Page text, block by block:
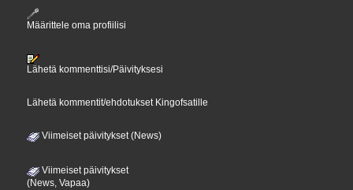
Määrittele oma profiilisi
Lähetä kommenttisi/Päivityksesi
Lähetä kommentit/ehdotukset Kingofsatille
Viimeiset päivitykset (News)
Viimeiset päivitykset
(News, Vapaa)